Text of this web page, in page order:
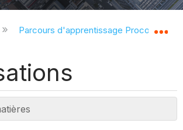
réduire la hiérarchie
Parcours d'apprentissage Procore